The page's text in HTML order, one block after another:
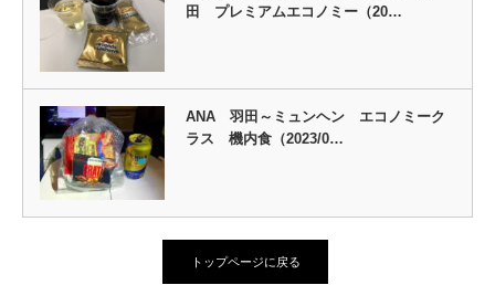
田 プレミアムエコノミー（20…
ANA 羽田～ミュンヘン エコノミーク
ラス 機内食（2023/0…
トップページに戻る